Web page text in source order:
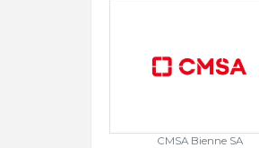
CMSA Bienne SA